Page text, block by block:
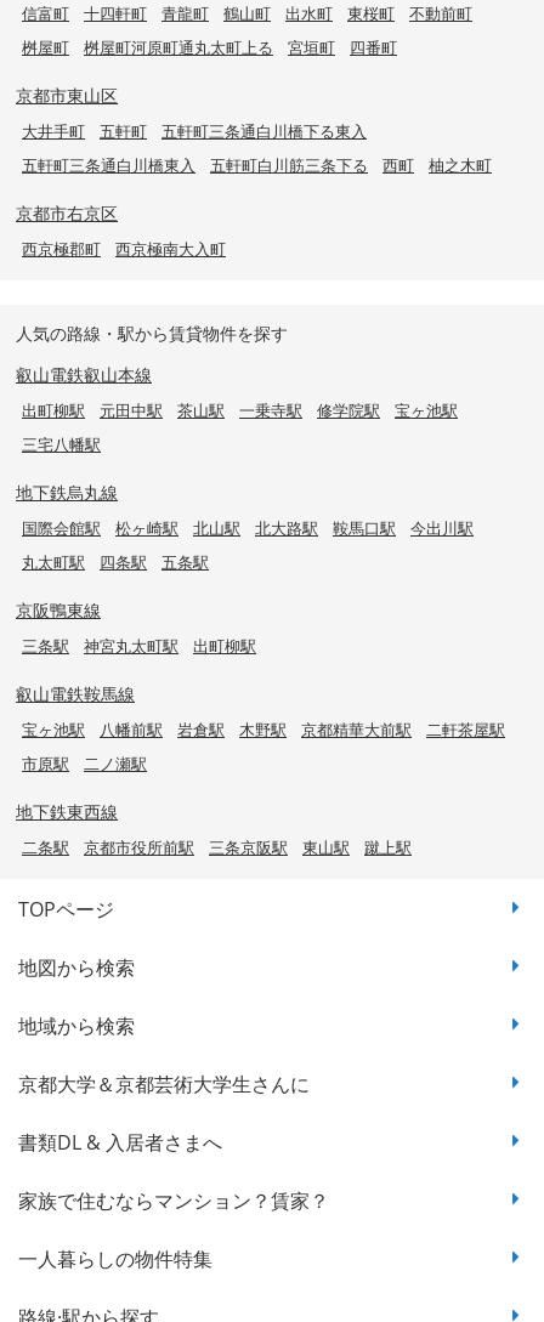
信富町
十四軒町 青龍町 鶴山町 出水町 東桜町
不動前町
桝屋町
桝屋町河原町通丸太町上る 宮垣町 四番町
京都市東山区
大井手町 五軒町
五軒町三条通白川橋下る東入
五軒町三条通白川橋東入
五軒町白川筋三条下る 西町 柚之木町
京都市右京区
西京極郡町 西京極南大入町
人気の路線・駅から賃貸物件を探す
叡山電鉄叡山本線
出町柳駅 元田中駅 茶山駅 一乗寺駅 修学院駅
宝ヶ池駅
三宅八幡駅
地下鉄烏丸線
国際会館駅 松ヶ崎駅 北山駅 北大路駅 鞍馬口駅
今出川駅
丸太町駅
四条駅 五条駅
京阪鴨東線
三条駅 神宮丸太町駅 出町柳駅
叡山電鉄鞍馬線
宝ヶ池駅 八幡前駅 岩倉駅 木野駅 京都精華大前駅
二軒茶屋駅
市原駅
二ノ瀬駅
地下鉄東西線
二条駅 京都市役所前駅 三条京阪駅 東山駅 蹴上駅
TOPページ
地図から検索
地域から検索
京都大学＆京都芸術大学生さんに
書類DL & 入居者さまへ
家族で住むならマンション？賃家？
一人暮らしの物件特集